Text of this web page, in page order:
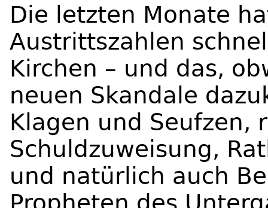
Die letzten Monate
Austrittszahlen
Kirchen – und das,
neuen Skandale
Klagen und Seufzen,
Schuldzuweisung,
und natürlich auch